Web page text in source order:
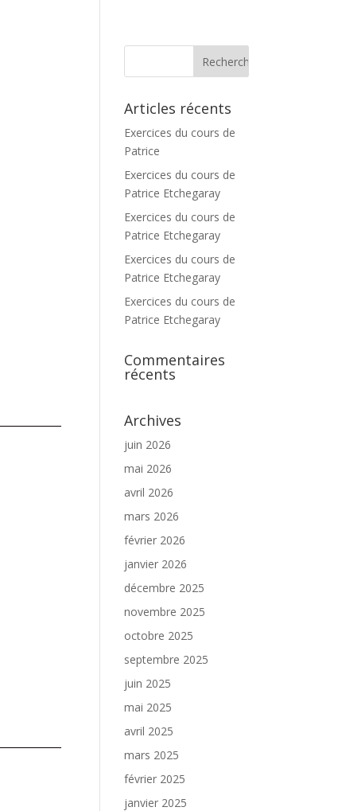
Articles récents
Exercices du cours de
Patrice
Exercices du cours de
Patrice Etchegaray
Exercices du cours de
Patrice Etchegaray
Exercices du cours de
Patrice Etchegaray
Exercices du cours de
Patrice Etchegaray
Commentaires
récents
Archives
juin 2026
mai 2026
avril 2026
mars 2026
février 2026
janvier 2026
décembre 2025
novembre 2025
octobre 2025
septembre 2025
juin 2025
mai 2025
avril 2025
mars 2025
février 2025
janvier 2025